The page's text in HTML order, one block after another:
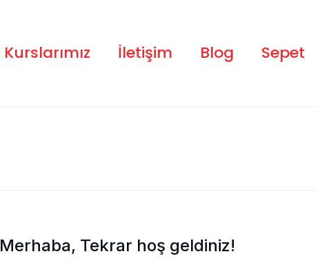
Kurslarımız İletişim Blog Sepet
Merhaba, Tekrar hoş geldiniz!